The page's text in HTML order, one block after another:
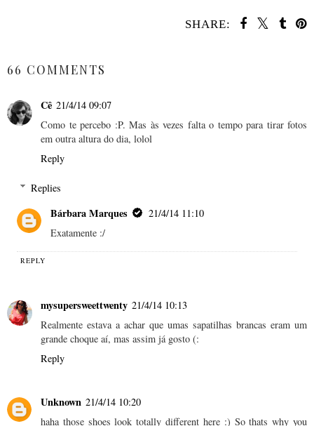
SHARE:
66 COMMENTS
Cê 21/4/14 09:07
Como te percebo :P. Mas às vezes falta o tempo para tirar fotos
em outra altura do dia, lolol
Reply
Replies
Bárbara Marques
21/4/14 11:10
Exatamente :/
REPLY
mysupersweettwenty 21/4/14 10:13
Realmente estava a achar que umas sapatilhas brancas eram um
grande choque aí, mas assim já gosto (:
Reply
Unknown 21/4/14 10:20
haha those shoes look totally different here :) So thats why you